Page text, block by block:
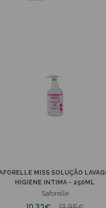
MISS SOLUÇÃO
HIGIENE INTIMA - 250ML
Saforelle